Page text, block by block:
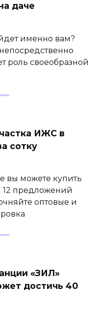
даче
именно вам?
роль своеобразной
ИЖС в
сотку
вы можете купить
12 предложений
оптовые и
«ЗИЛ»
достичь 40